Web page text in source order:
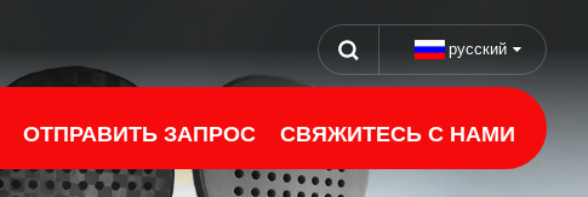
русский
ОТПРАВИТЬ ЗАПРОС СВЯЖИТЕСЬ С НАМИ